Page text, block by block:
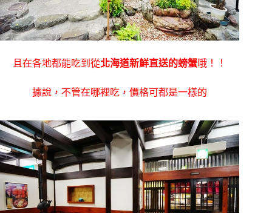
且在各地都能吃到從北海道新鮮直送的螃蟹哦！！
據說，不管在哪裡吃，價格可都是一樣的